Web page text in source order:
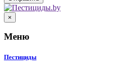
×
Меню
Пестициды